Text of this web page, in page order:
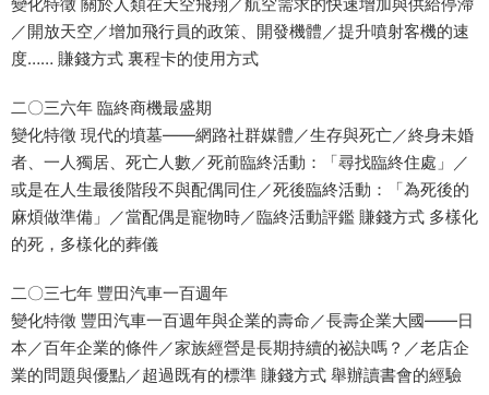
／開放天空／增加飛行員的政策、開發機體／提升噴射客機的速
度…… 賺錢方式 裏程卡的使用方式
二〇三六年 臨終商機最盛期
變化特徵 現代的墳墓――網路社群媒體／生存與死亡／終身未婚
者、一人獨居、死亡人數／死前臨終活動：「尋找臨終住處」／
或是在人生最後階段不與配偶同住／死後臨終活動：「為死後的
麻煩做準備」／當配偶是寵物時／臨終活動評鑑 賺錢方式 多樣化
的死，多樣化的葬儀
二〇三七年 豐田汽車一百週年
變化特徵 豐田汽車一百週年與企業的壽命／長壽企業大國――日
本／百年企業的條件／家族經營是長期持續的祕訣嗎？／老店企
業的問題與優點／超過既有的標準 賺錢方式 舉辦讀書會的經驗